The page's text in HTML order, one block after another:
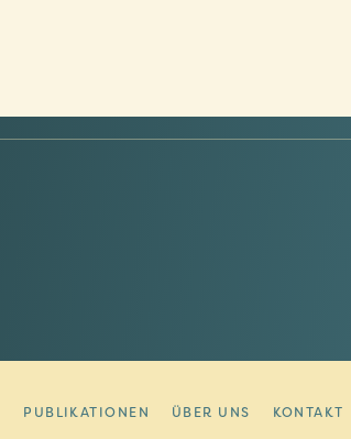
PUBLIKATIONEN ÜBER UNS KONTAKT